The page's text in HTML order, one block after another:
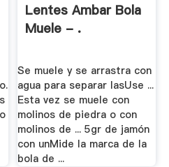
Lentes Ambar Bola
Muele - .
Se muele y se arrastra con
agua para separar lasUse ...
Esta vez se muele con
molinos de piedra o con
molinos de ... 5gr de jamón
con unMide la marca de la
bola de ...